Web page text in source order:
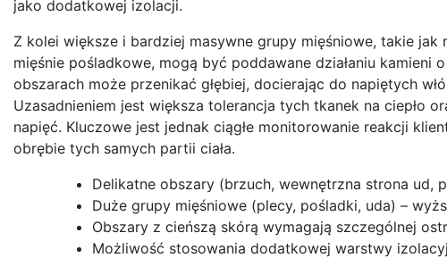
jako dodatkowej izolacji.
Z kolei większe i bardziej masywne grupy mięśniowe, takie jak
mięśnie pośladkowe, mogą być poddawane działaniu
obszarach może przenikać głębiej, docierając do napiętych
Uzasadnieniem jest większa tolerancja tych tkanek na ciepło
napięć. Kluczowe jest jednak ciągłe monitorowanie reakcji
obrębie tych samych partii ciała.
Delikatne obszary (brzuch, wewnętrzna strona ud,
Duże grupy mięśniowe (plecy, pośladki, uda) –
Obszary z cieńszą skórą wymagają szczególnej
Możliwość stosowania dodatkowej warstwy